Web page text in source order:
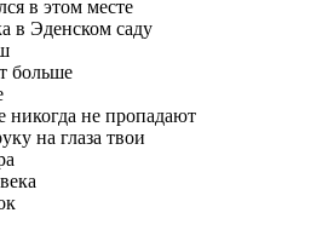
в этом месте
в Эденском саду
больше
никогда не пропадают
на глаза твои